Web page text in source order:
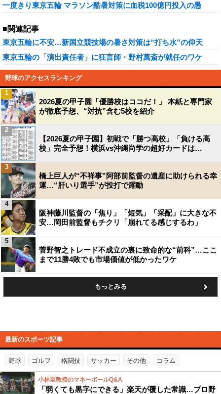
一度きり東京五輪 マラソン酷暑対策に血税100億円投入の愚
■関連記事
東京五輪に不安…新国立競技場の暑さ対策は“打ち水”の仰天
東京五輪の「演出責任者」に狂言師・野村萬斎が就任のワケ
野球のアクセスランキング
2026夏の甲子園「優勝校はココだ！」 本紙と専門家
が徹底予想、“対抗”含む5校を紹介
1
【2026夏の甲子園】初戦で「勝つ高校」「負ける高
校」完全予想！横浜vs沖縄尚学の超好カードは…
2
橋上巨人が“不祥事”阿部前監督の遺産に助けられる幸
運…“肝いり選手”が投打で躍動
3
阪神藤川監督の「焦り」「短気」「采配」に大きな不
安…岡田前監督もチクリ「崩れてる感じするわ」
4
菅野智之トレード不成立の裏に致命的な“前科”…ここ
まで11勝4敗でも市場価値が低かったワケ
5
もっとみる
最新のスポーツ記事
野球 ゴルフ 格闘技 サッカー その他 コラム
小林至教授のマネーボールQ&A
「弱くても黒字にできる」楽天が覆した常識…プロ野